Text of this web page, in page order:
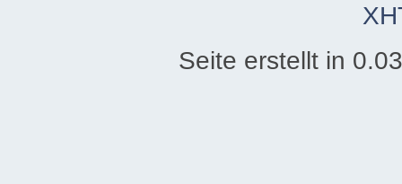
Seite erstellt in